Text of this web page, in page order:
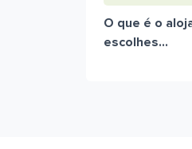
O que é o
escolhes...